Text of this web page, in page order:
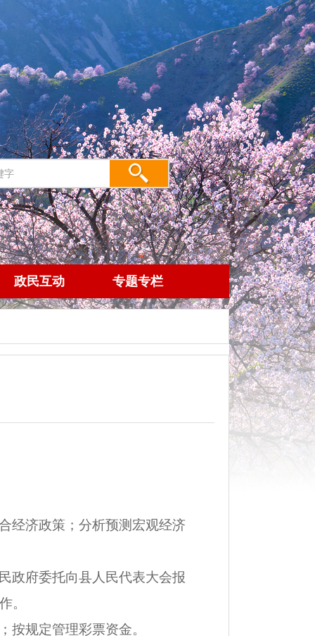
政民互动 专题专栏
经济政策；分析预测宏观经济
政府委托向县人民代表大会报
。
按规定管理彩票资金。